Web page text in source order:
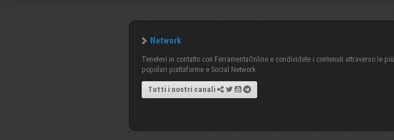
Network
Tenetevi in contatto con FerramentaOnline e condividete i contenuti attraverso le più
popolari piattaforme e Social Network.
Tutti i nostri canali